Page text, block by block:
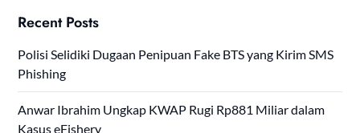
Recent Posts
Polisi Selidiki Dugaan Penipuan Fake BTS yang Kirim SMS
Phishing
Anwar Ibrahim Ungkap KWAP Rugi Rp881 Miliar dalam
Kasus eFishery